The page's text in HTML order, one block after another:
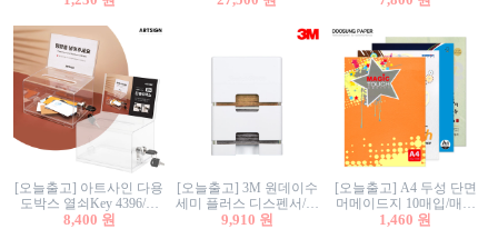
[오늘출고] 아트사인 다용
도박스 열쇠Key 4396/투
표함/건의함/모금함/응모
8,400 원
[오늘출고] 3M 원데이수
세미 플러스 디스펜서/소
프트수세미5매+강력수세
9,910 원
[오늘출고] A4 두성 단면
머메이드지 10매입/매직
터치/색지/색상지/색복사
1,460 원